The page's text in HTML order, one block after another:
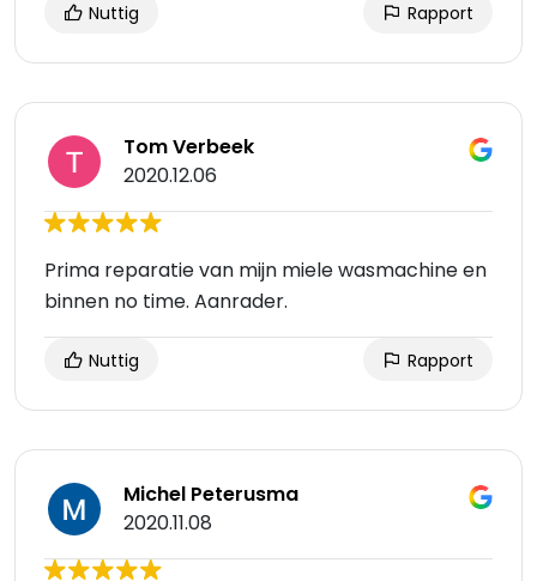
Nuttig Rapport
Tom Verbeek
2020.12.06
Prima reparatie van mijn miele wasmachine en
binnen no time. Aanrader.
Nuttig Rapport
Michel Peterusma
2020.11.08